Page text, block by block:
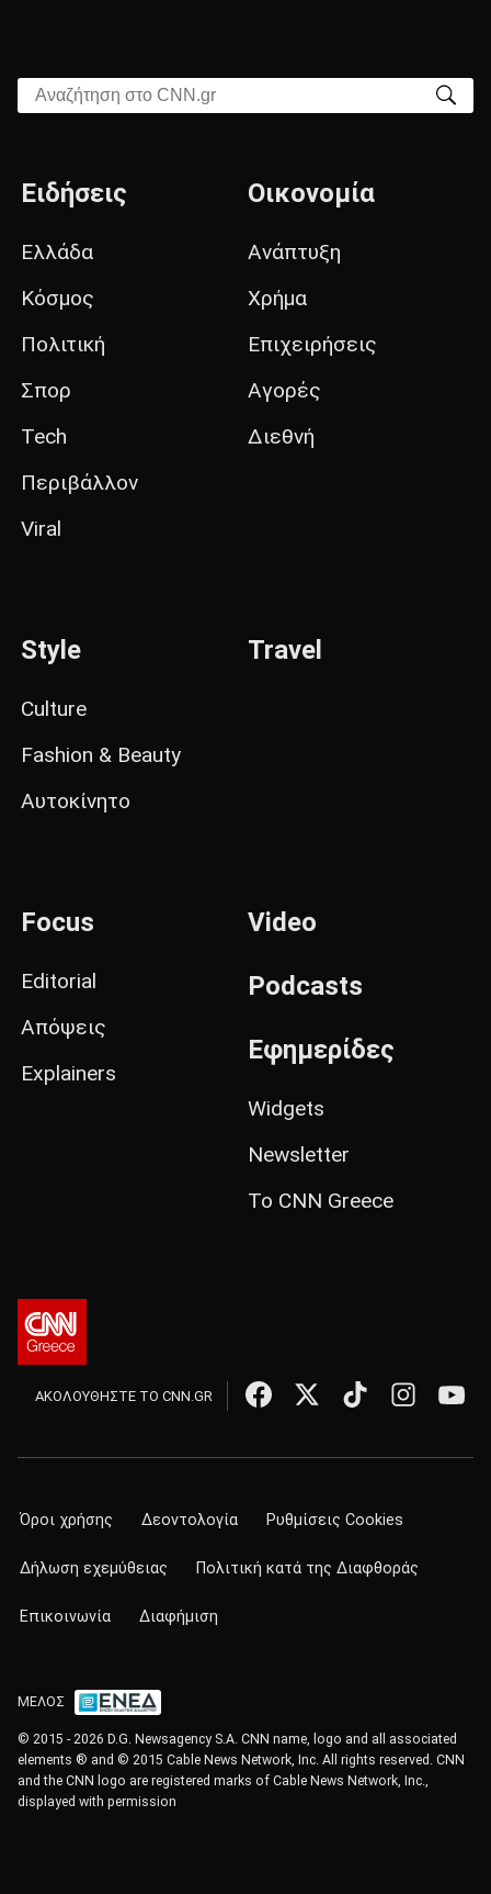
Αναζήτηση στο CNN.gr
Ειδήσεις
Ελλάδα
Κόσμος
Πολιτική
Σπορ
Tech
Περιβάλλον
Viral
Οικονομία
Ανάπτυξη
Χρήμα
Επιχειρήσεις
Αγορές
Διεθνή
Style
Culture
Fashion & Beauty
Αυτοκίνητο
Travel
Focus
Editorial
Απόψεις
Explainers
Video
Podcasts
Εφημερίδες
Widgets
Newsletter
Το CNN Greece
ΑΚΟΛΟΥΘΗΣΤΕ ΤΟ CNN.GR
Όροι χρήσης Δεοντολογία Ρυθμίσεις Cookies
Δήλωση εχεμύθειας Πολιτική κατά της Διαφθοράς
Επικοινωνία Διαφήμιση
ΜΕΛΟΣ
© 2015 - 2026 D.G. Newsagency S.A. CNN name, logo and all associated
elements ® and © 2015 Cable News Network, Inc. All rights reserved. CNN
and the CNN logo are registered marks of Cable News Network, Inc.,
displayed with permission